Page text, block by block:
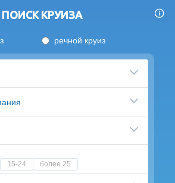
ПОИСК КРУИЗА
речной круиз
15-24 более 25